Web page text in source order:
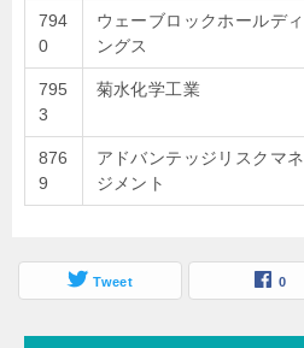
794
0
ウェーブロックホールディ
ングス
795
3
菊水化学工業
876
9
アドバンテッジリスクマネ
ジメント
Tweet 0